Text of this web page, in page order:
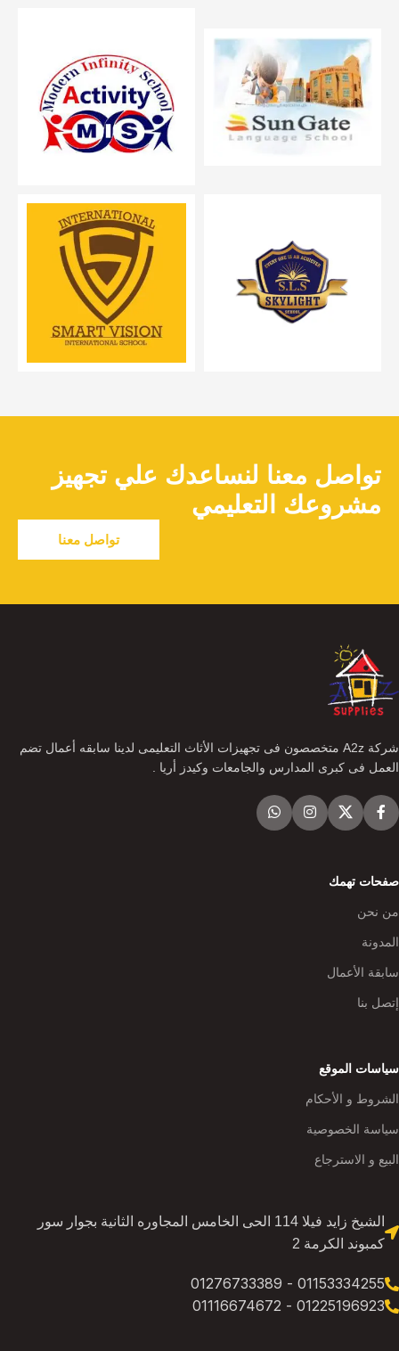
تواصل معنا لنساعدك علي تجهيز
مشروعك التعليمي
تواصل معنا
شركة A2z متخصصون فى تجهيزات الأثاث التعليمى لدينا سابقه أعمال تضم
العمل فى كبرى المدارس والجامعات وكيدز أريا .
صفحات تهمك
من نحن
المدونة
سابقة الأعمال
إتصل بنا
سياسات الموقع
الشروط و الأحكام
سياسة الخصوصية
البيع و الاسترجاع
الشيخ زايد فيلا 114 الحى الخامس المجاوره الثانية بجوار سور
كمبوند الكرمة 2
01153334255 - 01276733389
01225196923 - 01116674672